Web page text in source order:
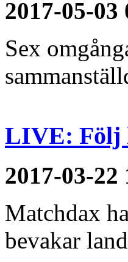
2017-05-03
Sex
LIVE: Följ
2017-03-22
Matchdax
bevakar